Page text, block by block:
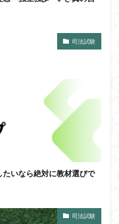
司法試験
たいなら絶対に教材選びで
司法試験